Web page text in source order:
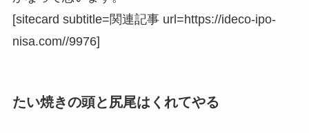
[sitecard subtitle=関連記事 url=https://ideco-ipo-
nisa.com//9976]
たい焼きの頭と尻尾はくれてやる